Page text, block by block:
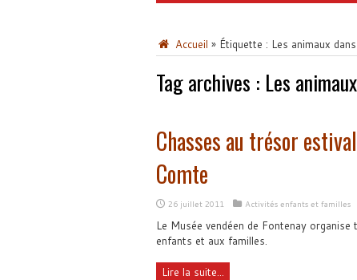
Accueil » Étiquette : Les animaux
Tag archives : Les
Chasses au trésor
Comte
26 juillet 2011 Activités enfants et familles
Le Musée vendéen de Fontenay
enfants et aux familles.
Lire la suite...